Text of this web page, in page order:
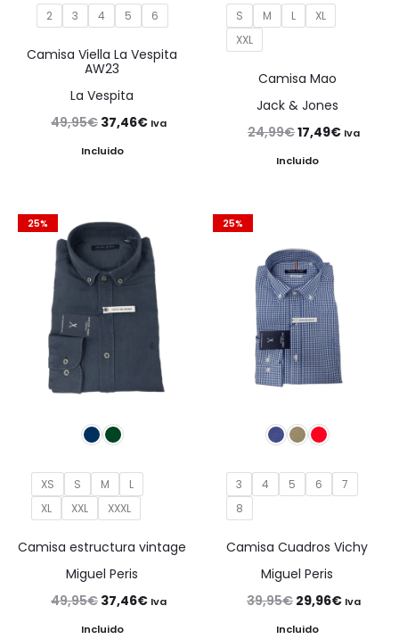
2 3 4 5 6
Camisa Viella La Vespita
AW23
La Vespita
49,95€ El
precio
49,95€.
37,46€ElIva
Incluido
S M L
XL
XXL
Camisa Mao
Jack & Jones
24,99€El
precio
17,49€ElIva
Incluido
25%
XS S M
L
XL
XXL XXXL
Camisa estructura vintage
Miguel Peris
49,95€ El
precio
37,46€ElIva
Incluido
25%
3 4 5 6
7
8
Camisa Cuadros Vichy
Miguel Peris
39,95€ El
precio
29,96€ElIva
Incluido